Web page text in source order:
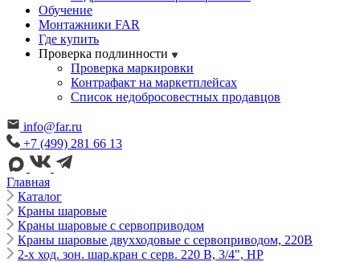
Обучение
Монтажники FAR
Где купить
Проверка подлинности
Проверка маркировки
Контрафакт на маркетплейсах
Cписок недобросовестных продавцов
info@far.ru
+7 (499) 281 66 13
Главная
Каталог
Краны шаровые
Краны шаровые с сервоприводом
Краны шаровые двухходовые с сервоприводом, 220В
2-х ход. зон. шар.кран с серв. 220 В, 3/4", НР